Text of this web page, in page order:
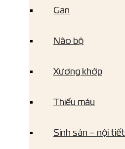
Gan
Não bộ
Xương khớp
Thiếu máu
Sinh sản – nội tiết